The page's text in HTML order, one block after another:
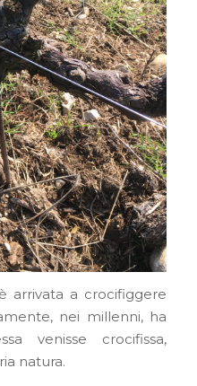
arrivata a crocifiggere
nei millenni, ha
venisse crocifissa,
natura.